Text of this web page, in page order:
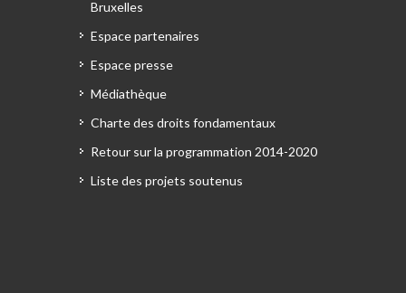
Bruxelles
Espace partenaires
Espace presse
Médiathèque
Charte des droits fondamentaux
Retour sur la programmation 2014-2020
Liste des projets soutenus